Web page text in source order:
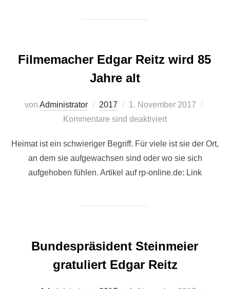
Filmemacher Edgar Reitz wird 85
Jahre alt
von Administrator 2017
Veröffentlicht
am
1. November 2017
Kommentare sind deaktiviert
Heimat ist ein schwieriger Begriff. Für viele ist sie der Ort,
an dem sie aufgewachsen sind oder wo sie sich
aufgehoben fühlen. Artikel auf rp-online.de: Link
Bundespräsident Steinmeier
gratuliert Edgar Reitz